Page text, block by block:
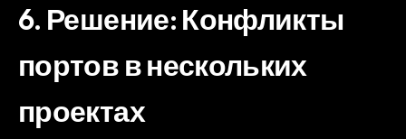
6. Решение: Конфликты
портов в нескольких
проектах
FREE NEWSLETTER
Curated MCP picks, agent skills, rules, and LLM